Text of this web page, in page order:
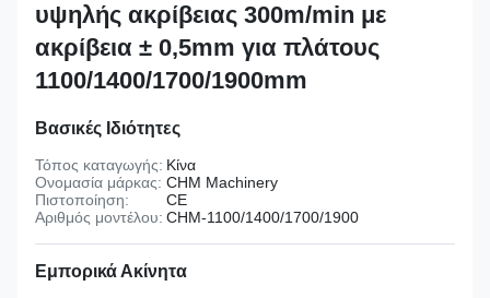
υψηλής ακρίβειας 300m/min με
ακρίβεια ± 0,5mm για πλάτους
1100/1400/1700/1900mm
Βασικές Ιδιότητες
Τόπος καταγωγής: Κίνα
Ονομασία μάρκας: CHM Machinery
Πιστοποίηση:
CE
Αριθμός μοντέλου: CHM-1100/1400/1700/1900
Εμπορικά Ακίνητα